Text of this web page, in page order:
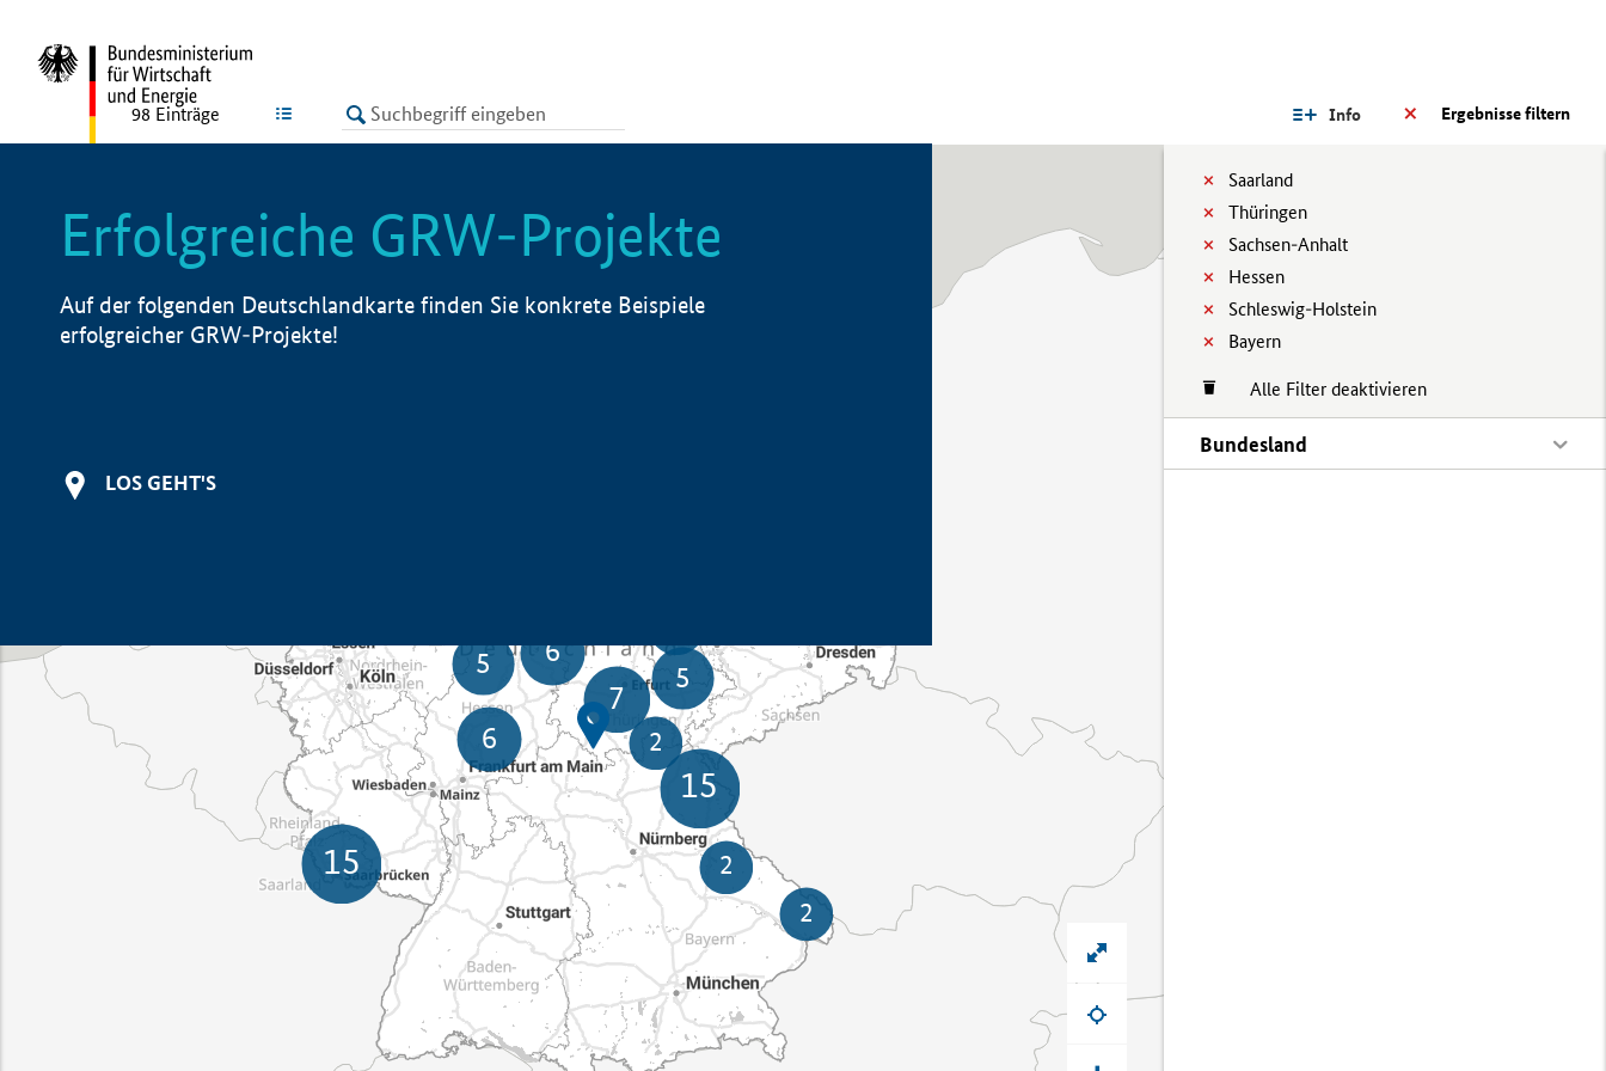
LISTE Ergebnisse filtern
Info
Saarland
Thüringen
Sachsen-Anhalt
Hessen
Schleswig-Holstein
Bayern
Alle Filter deaktivieren
Bundesland
98 Einträge
Erfolgreiche GRW-Projekte
Auf der folgenden Deutschlandkarte finden Sie konkrete Beispiele
erfolgreicher GRW-Projekte!
LOS GEHT'S